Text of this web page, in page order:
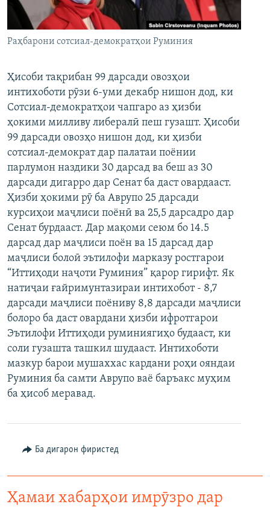
ГУЗОРИШҲОИ РАДИОӢ
Русский
Ҳамаи сомонаҳои RFE/RL
Раҳбарони сотсиал-демократҳои Руминия
Ҳисоби тақрибан 99 дарсади овозҳои
интихоботи рӯзи 6-уми декабр нишон дод, ки
Сотсиал-демократҳои чапгаро аз ҳизби
ҳокими милливу либералӣ пеш гузашт. Ҳисоби
99 дарсади овозҳо нишон дод, ки ҳизби
сотсиал-демократ дар палатаи поёнии
парлумон наздики 30 дарсад ва беш аз 30
дарсади дигарро дар Сенат ба даст овардааст.
Ҳизби ҳокими рӯ ба Аврупо 25 дарсади
курсиҳои маҷлиси поёнӣ ва 25,5 дарсадро дар
Сенат бурдааст. Дар мақоми сеюм бо 14.5
дарсад дар маҷлиси поён ва 15 дарсад дар
маҷлиси болоӣ эътилофи марказу ростгарои
“Иттиҳоди наҷоти Руминия” қарор гирифт. Як
натиҷаи ғайримунтазираи интихобот - 8,7
дарсади маҷлиси поёниву 8,8 дарсади маҷлиси
болоро ба даст овардани ҳизби ифротгарои
Эътилофи Иттиҳоди руминиягиҳо будааст, ки
соли гузашта ташкил шудааст. Интихоботи
мазкур барои мушаххас кардани роҳи ояндаи
Руминия ба самти Аврупо ваё баръакс муҳим
ба ҳисоб меравад.
Ба дигарон фиристед
Ҳамаи хабарҳои имрӯзро дар